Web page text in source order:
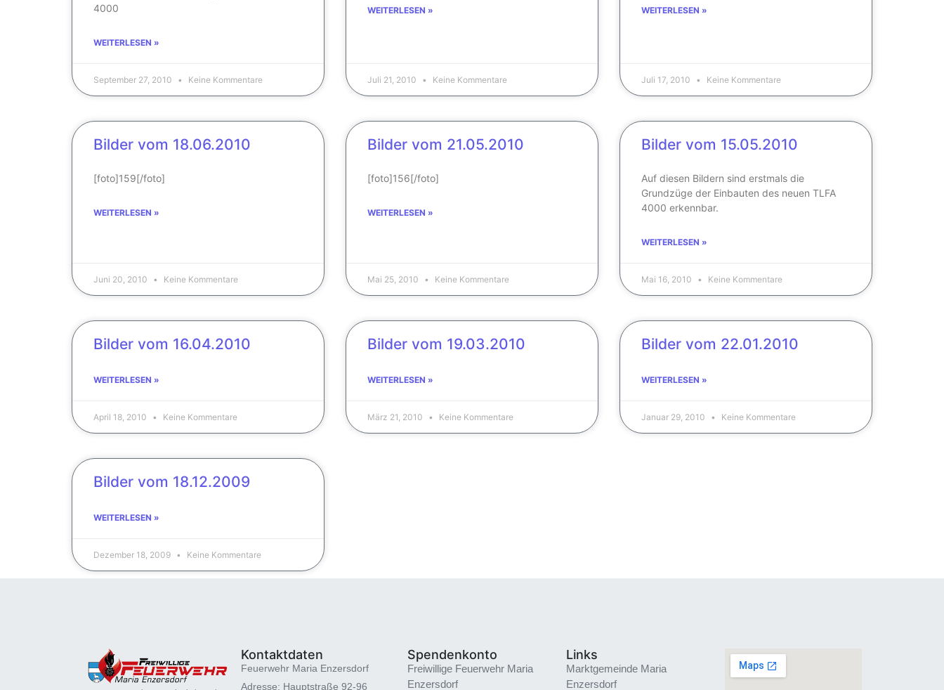
4000
WEITERLESEN »
September 27, 2010 Keine Kommentare
WEITERLESEN »
Juli 21, 2010 Keine Kommentare
WEITERLESEN »
Juli 17, 2010 Keine Kommentare
Bilder vom 18.06.2010
[foto]159[/foto]
WEITERLESEN »
Juni 20, 2010 Keine Kommentare
Bilder vom 21.05.2010
[foto]156[/foto]
WEITERLESEN »
Mai 25, 2010 Keine Kommentare
Bilder vom 15.05.2010
Auf diesen Bildern sind erstmals die
Grundzüge der Einbauten des neuen TLFA
4000 erkennbar.
WEITERLESEN »
Mai 16, 2010 Keine Kommentare
Bilder vom 16.04.2010
WEITERLESEN »
April 18, 2010 Keine Kommentare
Bilder vom 19.03.2010
WEITERLESEN »
März 21, 2010 Keine Kommentare
Bilder vom 22.01.2010
WEITERLESEN »
Januar 29, 2010 Keine Kommentare
Bilder vom 18.12.2009
WEITERLESEN »
Dezember 18, 2009 Keine Kommentare
Kontaktdaten
Feuerwehr Maria Enzersdorf
Adresse: Hauptstraße 92-96
Spendenkonto
Freiwillige Feuerwehr Maria
Enzersdorf
Links
Marktgemeinde Maria
Enzersdorf